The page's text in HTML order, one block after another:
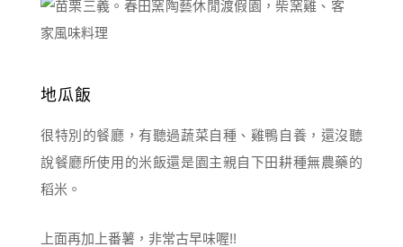
地瓜飯
很特別的餐廳，有聽過蔬菜自種、雞鴨自養，還沒聽
說餐廳所使用的米飯還是園主親自下田耕種無農藥的
稻米。
上面再加上番薯，非常古早味喔!!